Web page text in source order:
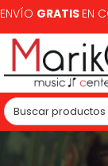
ENVÍO GRATIS EN